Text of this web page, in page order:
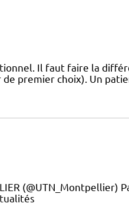
Il faut faire la
premier choix). Un
(@UTN_Montpellier)